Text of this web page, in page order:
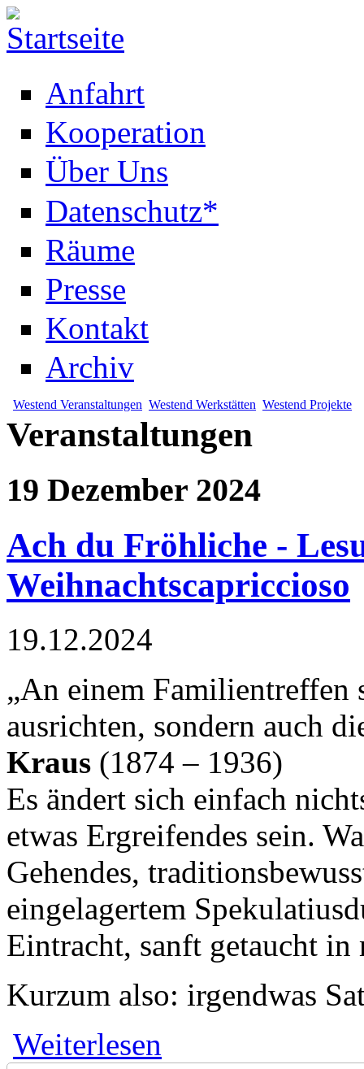
Anfahrt
Kooperation
Über Uns
Datenschutz*
Räume
Presse
Kontakt
Archiv
Westend Veranstaltungen Westend Werkstätten Westend Projekte
Veranstaltungen
19 Dezember 2024
Ach du Fröhliche -
Weihnachtscapriccioso
19.12.2024
„An einem Familientreffen
ausrichten, sondern auch
Kraus (1874 – 1936)
Es ändert sich einfach
etwas Ergreifendes sein.
Gehendes,
eingelagertem
Eintracht, sanft getaucht
Kurzum also: irgendwas
Weiterlesen